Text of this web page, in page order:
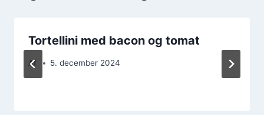
Tortellini med bacon og tomat
Af 5. december 2024